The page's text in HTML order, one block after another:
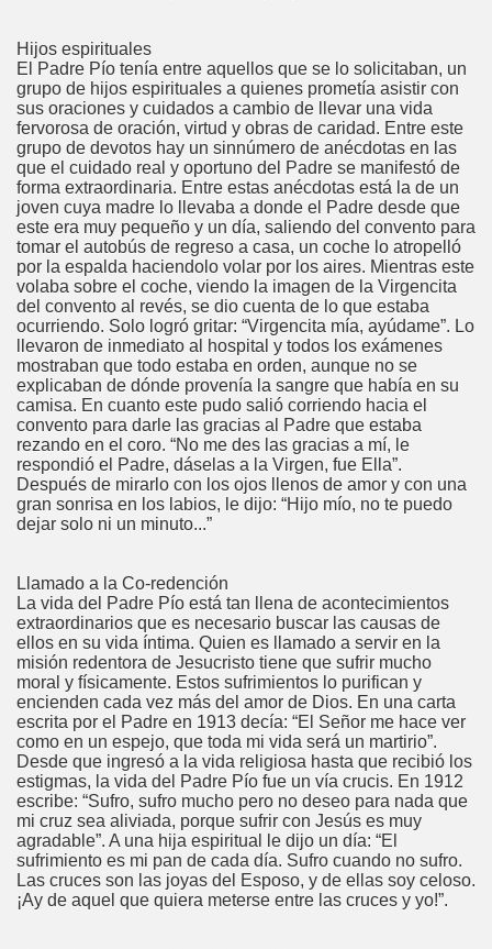
Hijos espirituales
El Padre Pío tenía entre aquellos que se lo solicitaban, un
grupo de hijos espirituales a quienes prometía asistir con
sus oraciones y cuidados a cambio de llevar una vida
fervorosa de oración, virtud y obras de caridad. Entre este
grupo de devotos hay un sinnúmero de anécdotas en las
que el cuidado real y oportuno del Padre se manifestó de
forma extraordinaria. Entre estas anécdotas está la de un
joven cuya madre lo llevaba a donde el Padre desde que
este era muy pequeño y un día, saliendo del convento para
tomar el autobús de regreso a casa, un coche lo atropelló
por la espalda haciendolo volar por los aires. Mientras este
volaba sobre el coche, viendo la imagen de la Virgencita
del convento al revés, se dio cuenta de lo que estaba
ocurriendo. Solo logró gritar: “Virgencita mía, ayúdame”. Lo
llevaron de inmediato al hospital y todos los exámenes
mostraban que todo estaba en orden, aunque no se
explicaban de dónde provenía la sangre que había en su
camisa. En cuanto este pudo salió corriendo hacia el
convento para darle las gracias al Padre que estaba
rezando en el coro. “No me des las gracias a mí, le
respondió el Padre, dáselas a la Virgen, fue Ella”.
Después de mirarlo con los ojos llenos de amor y con una
gran sonrisa en los labios, le dijo: “Hijo mío, no te puedo
dejar solo ni un minuto...”
Llamado a la Co-redención
La vida del Padre Pío está tan llena de acontecimientos
extraordinarios que es necesario buscar las causas de
ellos en su vida íntima. Quien es llamado a servir en la
misión redentora de Jesucristo tiene que sufrir mucho
moral y físicamente. Estos sufrimientos lo purifican y
encienden cada vez más del amor de Dios. En una carta
escrita por el Padre en 1913 decía: “El Señor me hace ver
como en un espejo, que toda mi vida será un martirio”.
Desde que ingresó a la vida religiosa hasta que recibió los
estigmas, la vida del Padre Pío fue un vía crucis. En 1912
escribe: “Sufro, sufro mucho pero no deseo para nada que
mi cruz sea aliviada, porque sufrir con Jesús es muy
agradable”. A una hija espiritual le dijo un día: “El
sufrimiento es mi pan de cada día. Sufro cuando no sufro.
Las cruces son las joyas del Esposo, y de ellas soy celoso.
¡Ay de aquel que quiera meterse entre las cruces y yo!”.